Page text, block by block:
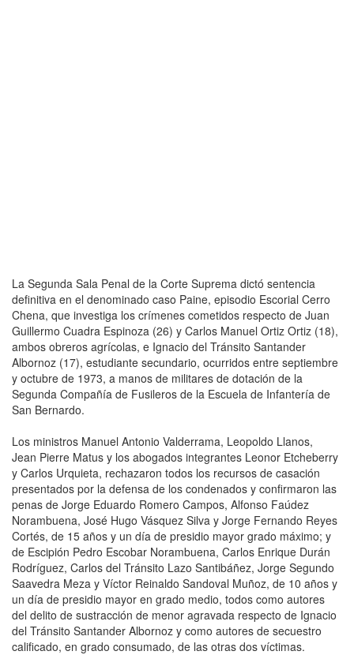
La Segunda Sala Penal de la Corte Suprema dictó sentencia
definitiva en el denominado caso Paine, episodio Escorial Cerro
Chena, que investiga los crímenes cometidos respecto de Juan
Guillermo Cuadra Espinoza (26) y Carlos Manuel Ortiz Ortiz (18),
ambos obreros agrícolas, e Ignacio del Tránsito Santander
Albornoz (17), estudiante secundario, ocurridos entre septiembre
y octubre de 1973, a manos de militares de dotación de la
Segunda Compañía de Fusileros de la Escuela de Infantería de
San Bernardo.
Los ministros Manuel Antonio Valderrama, Leopoldo Llanos,
Jean Pierre Matus y los abogados integrantes Leonor Etcheberry
y Carlos Urquieta, rechazaron todos los recursos de casación
presentados por la defensa de los condenados y confirmaron las
penas de Jorge Eduardo Romero Campos, Alfonso Faúdez
Norambuena, José Hugo Vásquez Silva y Jorge Fernando Reyes
Cortés, de 15 años y un día de presidio mayor grado máximo; y
de Escipión Pedro Escobar Norambuena, Carlos Enrique Durán
Rodríguez, Carlos del Tránsito Lazo Santibáñez, Jorge Segundo
Saavedra Meza y Víctor Reinaldo Sandoval Muñoz, de 10 años y
un día de presidio mayor en grado medio, todos como autores
del delito de sustracción de menor agravada respecto de Ignacio
del Tránsito Santander Albornoz y como autores de secuestro
calificado, en grado consumado, de las otras dos víctimas.